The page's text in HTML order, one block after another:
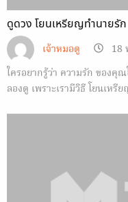
ดูดวง โยนเหรียญทำนายรัก
เจ้าหมอดู
18
ใครอยากรู้ว่า ความรัก ของคุ
ลองดู เพราะเรามีวิธี โยนเห